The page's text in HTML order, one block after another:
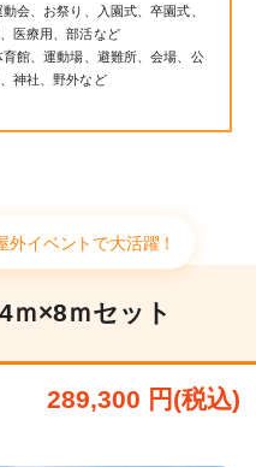
会、お祭り、入園式、卒園式、
医療用、部活など
館、運動場、避難所、会場、公
神社、野外など
イベントで大活躍！
×8ｍセット
289,300 円(税込)